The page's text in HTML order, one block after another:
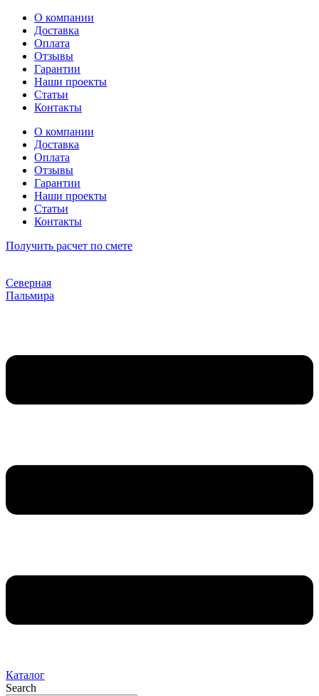
Перейти
содержимому
О компании
Доставка
Оплата
Отзывы
Гарантии
Наши проекты
Статьи
Контакты
О компании
Доставка
Оплата
Отзывы
Гарантии
Наши проекты
Статьи
Контакты
Получить расчет по смете
Северная
Пальмира
Каталог
Search